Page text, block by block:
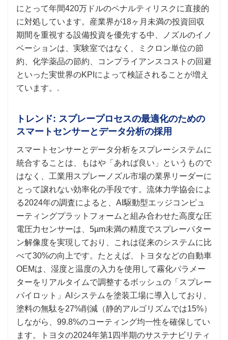
にとって年間420万ドルのペナルティリスクに直接的
に対処しています。産業界が18ヶ月未満の投資回収
期間を重視する設備投資を優先する中、ノズルのイノ
ベーションは、実験室ではなく、ミクロン単位の節
約、化学薬品の節約、コンプライアンスコストの回避
といった実世界のKPIによって検証されることが増え
ています。.
トレンド: スプレープロセスの最適化のための
スマートセンサーとデータ分析の採用
スマートセンサーとデータ分析をスプレーシステムに
統合することは、もはや「あれば良い」というもので
はなく、工業用スプレーノズル市場の業界リーダーに
とって譲れない効率化の手段です。流体力学協会によ
る2024年の調査によると、AI駆動型エッジコンピュ
ーティングプラットフォームと組み合わせた高度な圧
電圧力センサーは、5µm未満の精度でスプレーパター
ン解像度を実現しており、これは従来のシステムに比
べて30%の向上です。たとえば、トヨタなどの自動車
OEMは、湿度と温度の入力を使用して霧化パラメー
ターをリアルタイムで調整するボッシュの「スプレー
パイロット」AIシステムを塗装工場に導入しており、
塗料の無駄を27%削減（静的アルゴリズムでは15%）
しながら、99.8%のコーティング均一性を確保してい
ます。トヨタの2024年第1四半期のサステナビリティ